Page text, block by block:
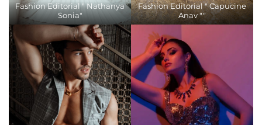
Fashion Editorial " Nathanya
Sonia"
Fashion Editorial " Capucine
Anav ""